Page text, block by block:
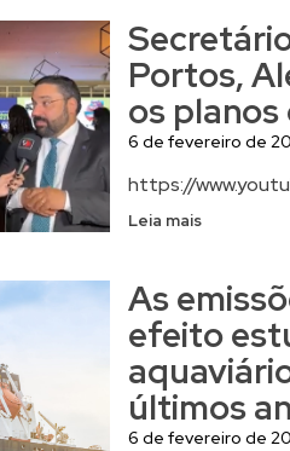
Portos,
os
6 de fevereiro de
https://
Leia mais
As
efeito
últimos
6 de fevereiro de